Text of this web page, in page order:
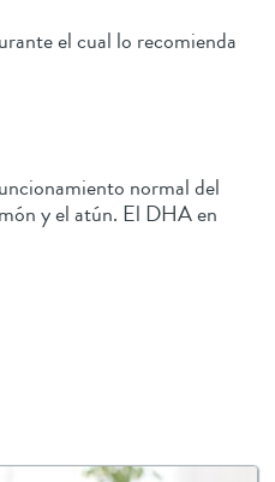
el cual lo recomienda
normal del
y el atún. El DHA en